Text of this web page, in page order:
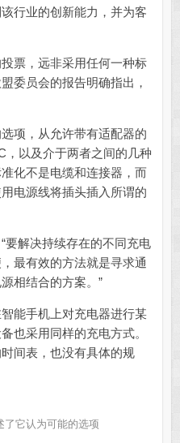
行业的创新能力，并为客
，远非采用任何一种标
委员会的报告明确指出，
，从允许带有适配器的
，以及介于两者之间的几种
化不是电缆和连接器，而
电源线将插头插入所谓的
解决持续存在的不同充电
最有效的方法就是寻求通
相结合的方案。”
手机上对充电器进行某
也采用同样的充电方式。
间表，也没有具体的规
了它认为可能的选项